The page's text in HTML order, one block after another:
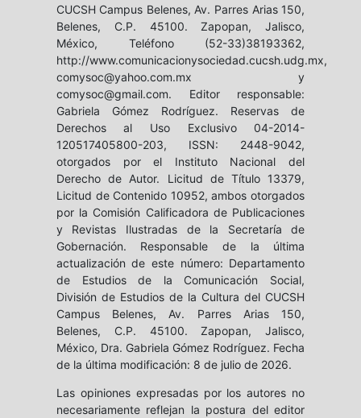
CUCSH Campus Belenes, Av. Parres Arias 150,
Belenes, C.P. 45100. Zapopan, Jalisco,
México, Teléfono (52-33)38193362,
http://www.comunicacionysociedad.cucsh.udg.mx,
comysoc@yahoo.com.mx y
comysoc@gmail.com. Editor responsable:
Gabriela Gómez Rodríguez. Reservas de
Derechos al Uso Exclusivo 04-2014-
120517405800-203, ISSN: 2448-9042,
otorgados por el Instituto Nacional del
Derecho de Autor. Licitud de Título 13379,
Licitud de Contenido 10952, ambos otorgados
por la Comisión Calificadora de Publicaciones
y Revistas Ilustradas de la Secretaría de
Gobernación. Responsable de la última
actualización de este número: Departamento
de Estudios de la Comunicación Social,
División de Estudios de la Cultura del CUCSH
Campus Belenes, Av. Parres Arias 150,
Belenes, C.P. 45100. Zapopan, Jalisco,
México, Dra. Gabriela Gómez Rodríguez. Fecha
de la última modificación: 8 de julio de 2026.
Las opiniones expresadas por los autores no
necesariamente reflejan la postura del editor